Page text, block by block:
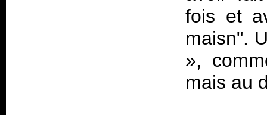
fois et
maisn".
»,
mais au